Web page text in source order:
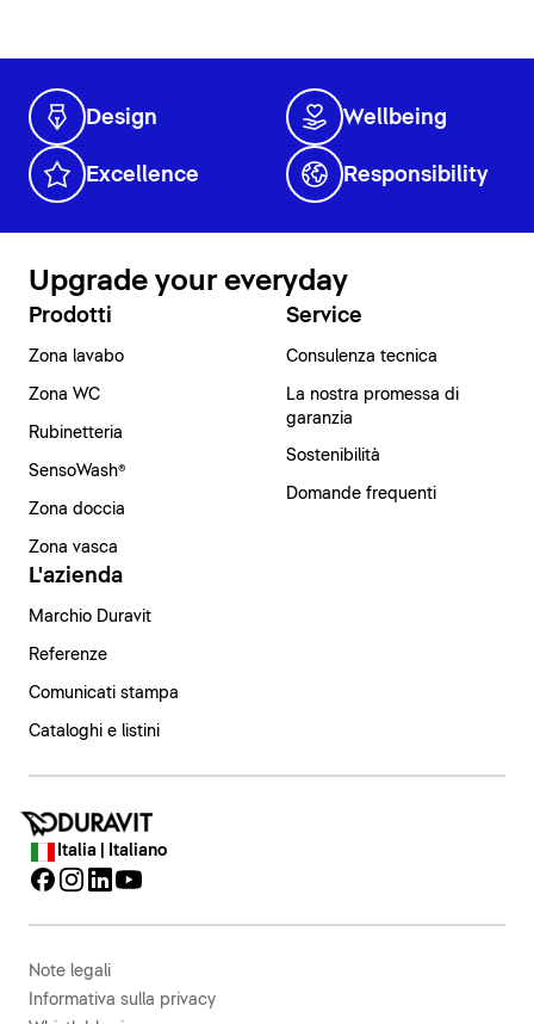
Design Wellbeing
Excellence Responsibility
Upgrade your everyday
Prodotti
Zona lavabo
Zona WC
Rubinetteria
SensoWash®
Zona doccia
Zona vasca
Service
Consulenza tecnica
La nostra promessa di
garanzia
Sostenibilità
Domande frequenti
L'azienda
Marchio Duravit
Referenze
Comunicati stampa
Cataloghi e listini
Italia | Italiano
Note legali
Informativa sulla privacy